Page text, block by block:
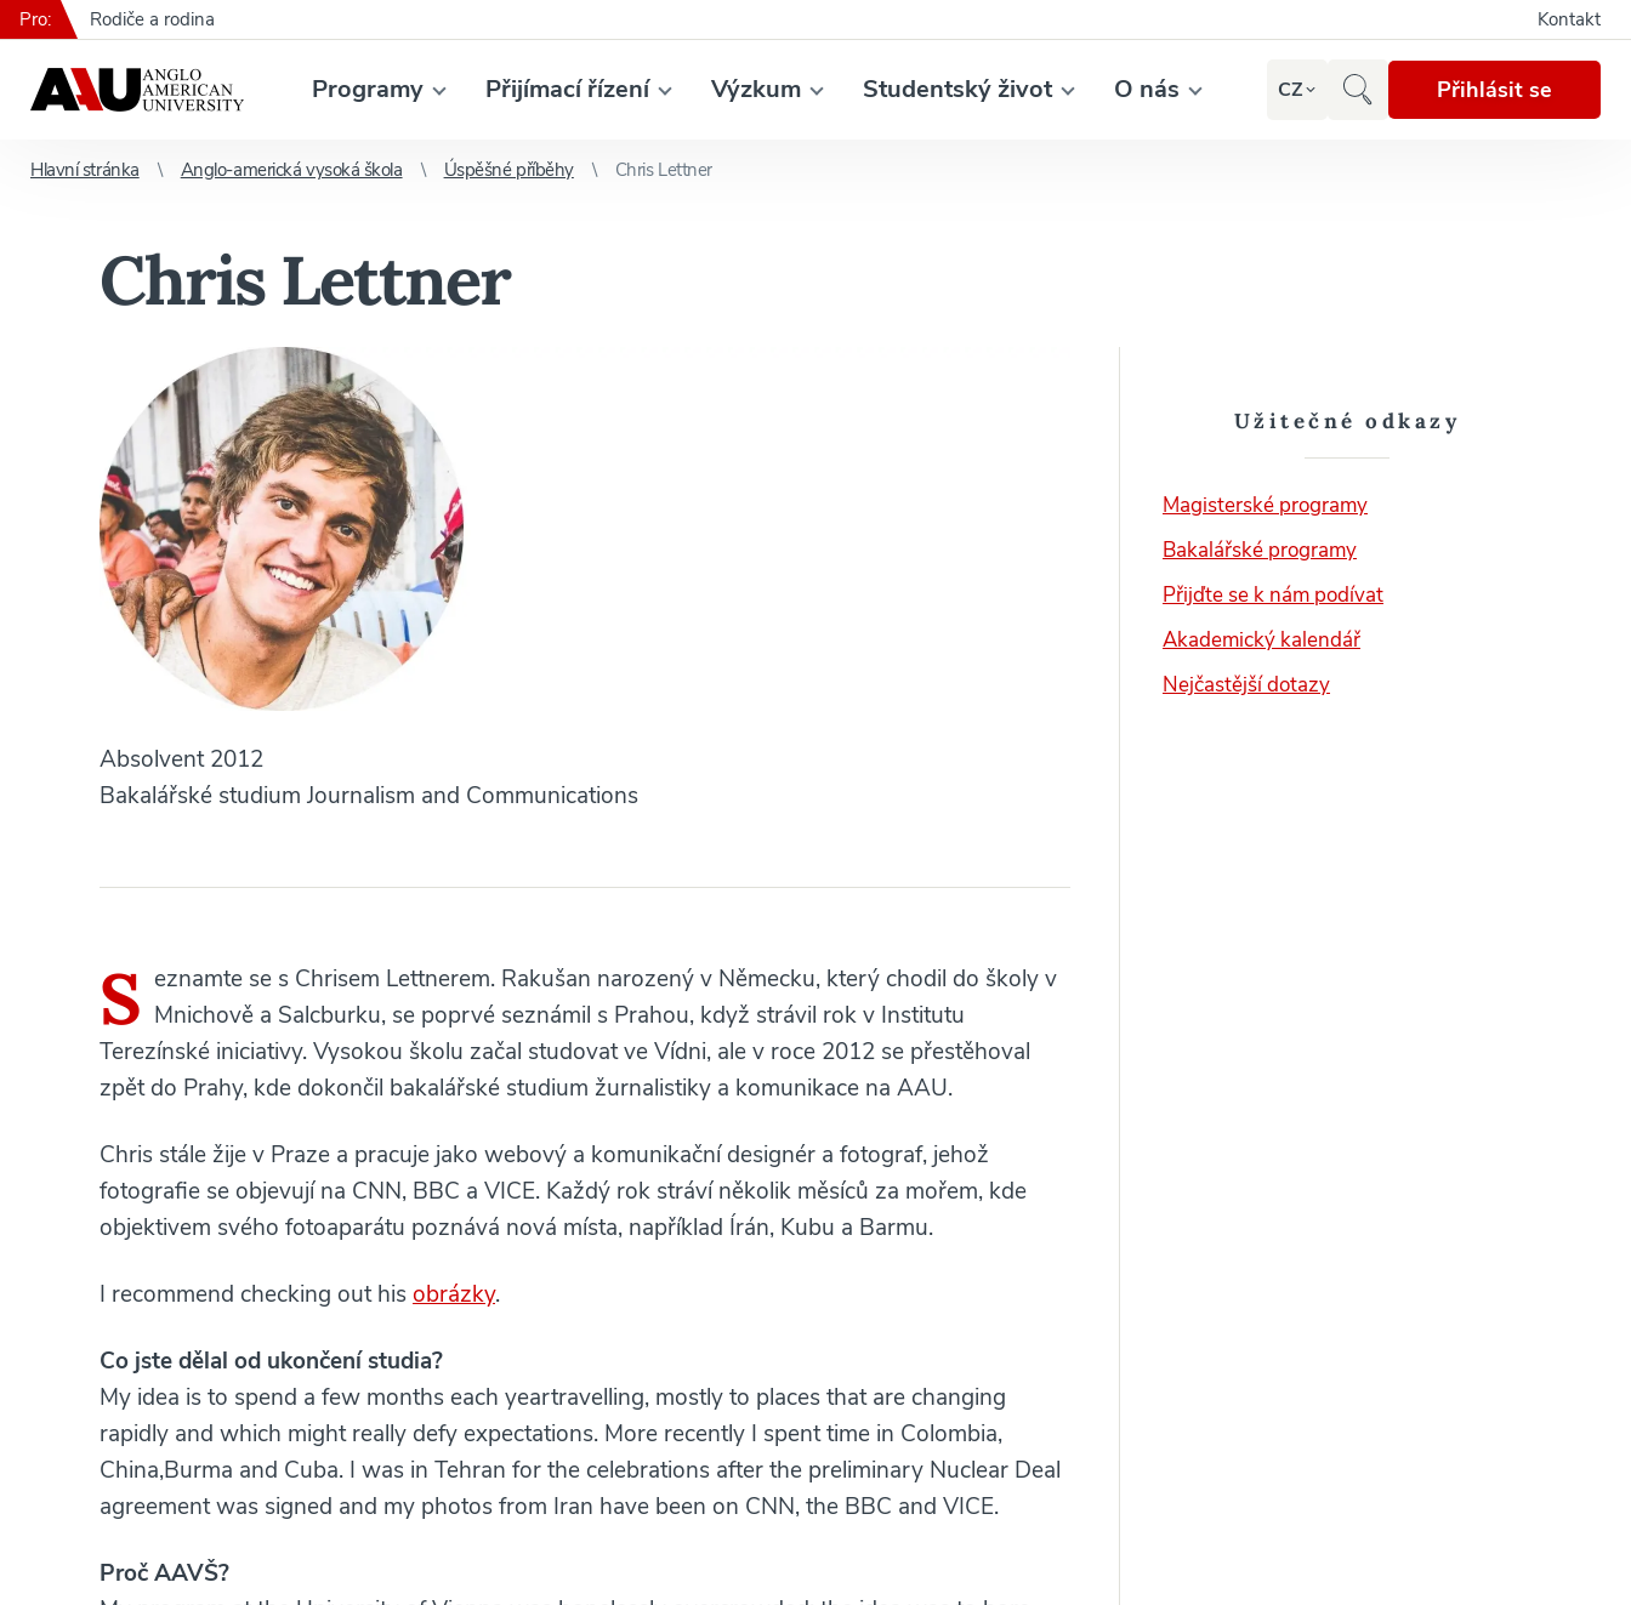
Programy Přijímací řízení Výzkum Studentský život O nás CZ Přihlásit se
Pro: Rodiče a rodina Kontakt
Hlavní stránka Anglo-americká vysoká škola Úspěšné příběhy Chris Lettner
Chris Lettner
Absolvent 2012
Bakalářské studium Journalism and Communications
S eznamte se s Chrisem Lettnerem. Rakušan narozený v Německu, který chodil do školy v
Mnichově a Salcburku, se poprvé seznámil s Prahou, když strávil rok v Institutu
Terezínské iniciativy. Vysokou školu začal studovat ve Vídni, ale v roce 2012 se přestěhoval
zpět do Prahy, kde dokončil bakalářské studium žurnalistiky a komunikace na AAU.
Chris stále žije v Praze a pracuje jako webový a komunikační designér a fotograf, jehož
fotografie se objevují na CNN, BBC a VICE. Každý rok stráví několik měsíců za mořem, kde
objektivem svého fotoaparátu poznává nová místa, například Írán, Kubu a Barmu.
I recommend checking out his obrázky.
Co jste dělal od ukončení studia?
My idea is to spend a few months each yeartravelling, mostly to places that are changing
rapidly and which might really defy expectations. More recently I spent time in Colombia,
China,Burma and Cuba. I was in Tehran for the celebrations after the preliminary Nuclear Deal
agreement was signed and my photos from Iran have been on CNN, the BBC and VICE.
Proč AAVŠ?
Užitečné odkazy
Magisterské programy
Bakalářské programy
Přijďte se k nám podívat
Akademický kalendář
Nejčastější dotazy